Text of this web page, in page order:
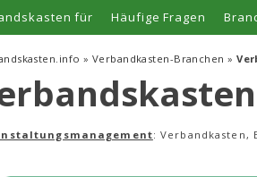
für Häufige Fragen
» Verbandkasten-Branchen »
: Verbandkasten,